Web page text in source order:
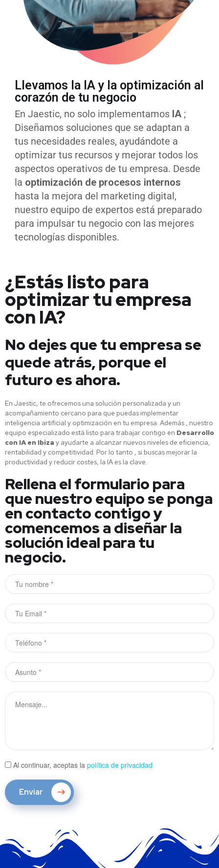
Llevamos la IA y la optimización al
corazón de tu negocio
En Jaestic, no solo implementamos IA ;
Diseñamos soluciones que se adaptan a
tus necesidades reales, ayudándote a
optimizar tus recursos y mejorar todos los
aspectos operativos de tu empresa. Desde
la optimización de procesos internos
hasta la mejora del marketing digital,
nuestro equipo de expertos está preparado
para impulsar tu negocio con las mejores
tecnologías disponibles.
¿Estás listo para
optimizar tu empresa
con IA?
No dejes que tu empresa se
quede atrás, porque el
futuro es ahora.
En Jaestic, te ofrecemos una solución personalizada y un
acompañamiento cercano para que puedas implementar
inteligencia artificial y optimización en tu empresa. Además , nuestro
equipo especializado está listo para trabajar contigo en Desarrollo
con IA en Ibiza y ayudarte a alcanzar nuevos niveles de eficiencia,
rentabilidad y competitividad. Por lo tanto , si buscas mejorar la
productividad y reducir costes, la IA es la clave.
Rellena el formulario para
que nuestro equipo se ponga
en contacto contigo y
comencemos a diseñar la
solución ideal para tu
negocio.
Al continuar, aceptas la política de privacidad
Enviar